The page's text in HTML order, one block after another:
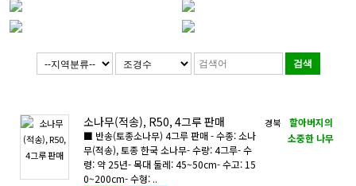
소나무(적송), R50, 4그루 판매
■ 반송(토종소나무) 4그루 판매 - 수종: 소나
무(적송), 토종 한국 소나무- 수량: 4그루- 수
령: 약 25년- 목대 둘레: 45~50cm- 수고: 15
0~200cm- 수형: ..
경북
할아버지의
소중한 나무